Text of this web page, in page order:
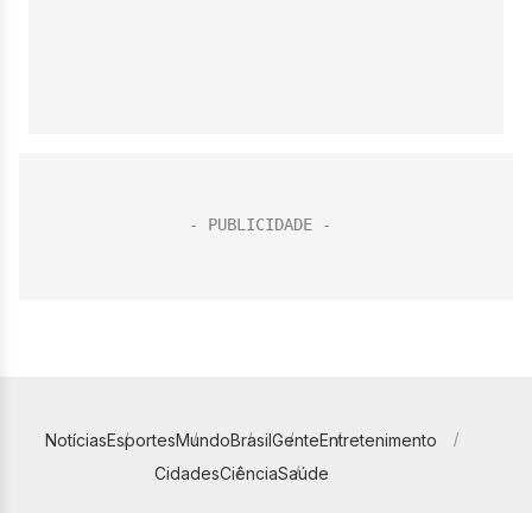
NotíciasEsportesMundoBrasilGenteEntretenimento
CidadesCiênciaSaúde